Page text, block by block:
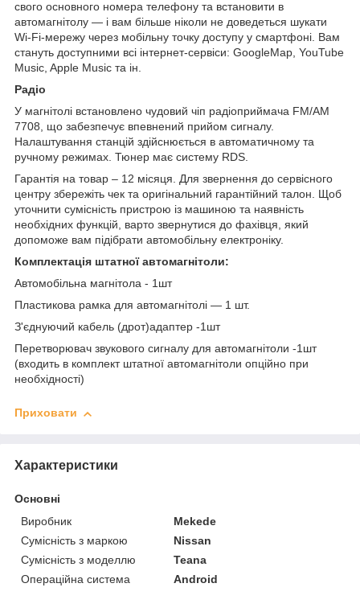
свого основного номера телефону та встановити в
автомагнітолу — і вам більше ніколи не доведеться шукати
Wi-Fi-мережу через мобільну точку доступу у смартфоні. Вам
стануть доступними всі інтернет-сервіси: GoogleMap, YouTube
Music, Apple Music та ін.
Радіо
У магнітолі встановлено чудовий чіп радіоприймача FM/AM
7708, що забезпечує впевнений прийом сигналу.
Налаштування станцій здійснюється в автоматичному та
ручному режимах. Тюнер має систему RDS.
Гарантія на товар – 12 місяця. Для звернення до сервісного
центру збережіть чек та оригінальний гарантійний талон. Щоб
уточнити сумісність пристрою із машиною та наявність
необхідних функцій, варто звернутися до фахівця, який
допоможе вам підібрати автомобільну електроніку.
Комплектація штатної автомагнітоли:
Автомобільна магнітола - 1шт
Пластикова рамка для автомагнітолі — 1 шт.
З'єднуючий кабель (дрот)адаптер -1шт
Перетворювач звукового сигналу для автомагнітоли -1шт
(входить в комплект штатної автомагнітоли опційно при
необхідності)
Приховати
Характеристики
Основні
Виробник
Mekede
Сумісність з маркою
Nissan
Сумісність з моделлю
Teana
Операційна система
Android